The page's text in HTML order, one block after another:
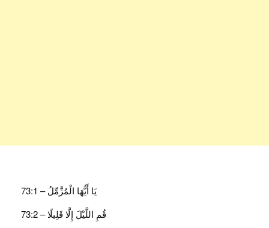
يَا أَيُّهَا الْمُزَّمِّلُ – 73:1
قُمِ اللَّيْلَ إِلَّا قَلِيلًا – 73:2